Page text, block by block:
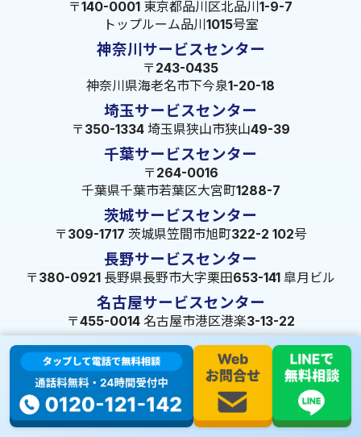
〒140-0001 東京都品川区北品川1-9-7
トップルーム品川1015号室
神奈川サービスセンター
〒243-0435
神奈川県海老名市下今泉1-20-18
埼玉サービスセンター
〒350-1334 埼玉県狭山市狭山49-39
千葉サービスセンター
〒264-0016
千葉県千葉市若葉区大宮町1288-7
茨城サービスセンター
〒309-1717 茨城県笠間市旭町322-2 102号
長野サービスセンター
〒380-0921 長野県長野市大字栗田653-141 皐月ビル
名古屋サービスセンター
〒455-0014 名古屋市港区港楽3-13-22
静岡サービスセンター
〒422-8034 静岡県駿河区高松2-5-10
大阪サービスセンター
〒547-0001 大阪府大阪市平野区加美北5-13-8
広島サービスセンター